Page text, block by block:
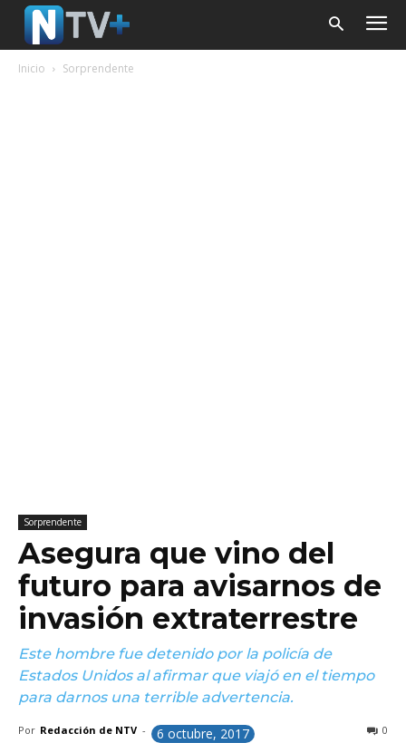
Inicio Sorprendente
Sorprendente
Asegura que vino del
futuro para avisarnos de
invasión extraterrestre
Este hombre fue detenido por la policía de
Estados Unidos al afirmar que viajó en el tiempo
para darnos una terrible advertencia.
Por Redacción de NTV - 6 octubre, 2017 0